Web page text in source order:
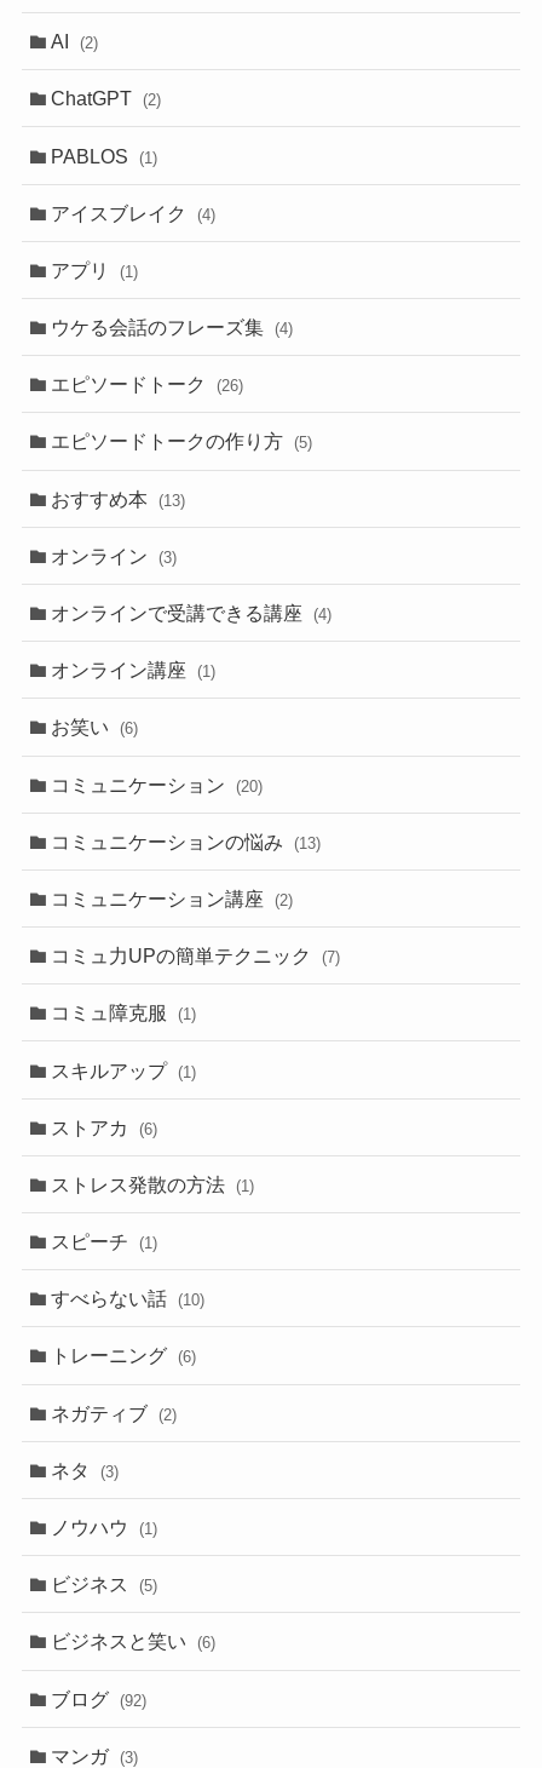
AI (2)
ChatGPT (2)
PABLOS (1)
アイスブレイク (4)
アプリ (1)
ウケる会話のフレーズ集 (4)
エピソードトーク (26)
エピソードトークの作り方 (5)
おすすめ本 (13)
オンライン (3)
オンラインで受講できる講座 (4)
オンライン講座 (1)
お笑い (6)
コミュニケーション (20)
コミュニケーションの悩み (13)
コミュニケーション講座 (2)
コミュ力UPの簡単テクニック (7)
コミュ障克服 (1)
スキルアップ (1)
ストアカ (6)
ストレス発散の方法 (1)
スピーチ (1)
すべらない話 (10)
トレーニング (6)
ネガティブ (2)
ネタ (3)
ノウハウ (1)
ビジネス (5)
ビジネスと笑い (6)
ブログ (92)
マンガ (3)